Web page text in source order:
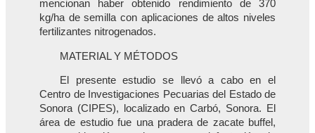
mencionan haber obtenido rendimiento de 370
kg/ha de semilla con aplicaciones de altos niveles
fertilizantes nitrogenados.
MATERIAL Y MÉTODOS
El presente estudio se llevó a cabo en el
Centro de Investigaciones Pecuarias del Estado de
Sonora (CIPES), localizado en Carbó, Sonora. El
área de estudio fue una pradera de zacate buffel,